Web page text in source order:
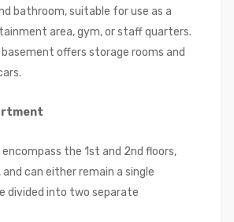
bathroom, suitable for use as a
area, gym, or staff quarters.
offers storage rooms and
encompass the 1st and 2nd floors,
can either remain a single
divided into two separate